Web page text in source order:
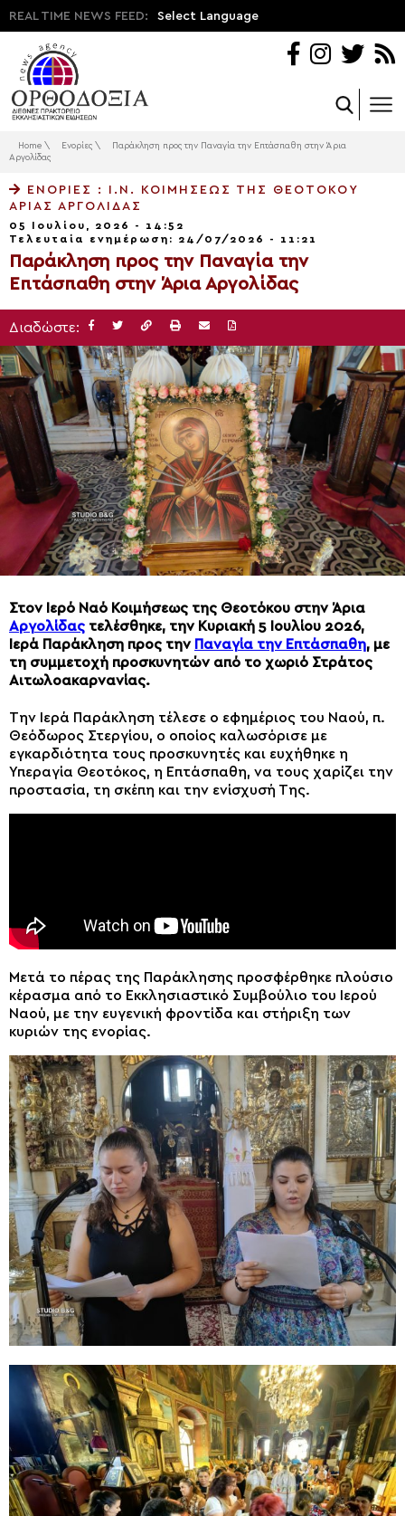
REAL TIME NEWS FEED: Select Language
Home \ Ενορίες \
Παράκληση προς την Παναγία την Επτάσπαθη στην Άρια
Αργολίδας
ΕΝΟΡΊΕΣ : Ι.Ν. ΚΟΙΜΉΣΕΩΣ ΤΗΣ ΘΕΟΤΌΚΟΥ
ΆΡΙΑΣ ΑΡΓΟΛΊΔΑΣ
05 Ιουλίου, 2026 - 14:52
Τελευταία ενημέρωση: 24/07/2026 - 11:21
Παράκληση προς την Παναγία την
Επτάσπαθη στην Άρια Αργολίδας
Διαδώστε:
Στον Ιερό Ναό Κοιμήσεως της Θεοτόκου στην Άρια
Αργολίδας τελέσθηκε, την Κυριακή 5 Ιουλίου 2026,
Ιερά Παράκληση προς την Παναγία την Επτάσπαθη, με
τη συμμετοχή προσκυνητών από το χωριό Στράτος
Αιτωλοακαρνανίας.
Την Ιερά Παράκληση τέλεσε ο εφημέριος του Ναού, π.
Θεόδωρος Στεργίου, ο οποίος καλωσόρισε με
εγκαρδιότητα τους προσκυνητές και ευχήθηκε η
Υπεραγία Θεοτόκος, η Επτάσπαθη, να τους χαρίζει την
προστασία, τη σκέπη και την ενίσχυσή Της.
Μετά το πέρας της Παράκλησης προσφέρθηκε πλούσιο
κέρασμα από το Εκκλησιαστικό Συμβούλιο του Ιερού
Ναού, με την ευγενική φροντίδα και στήριξη των
κυριών της ενορίας.